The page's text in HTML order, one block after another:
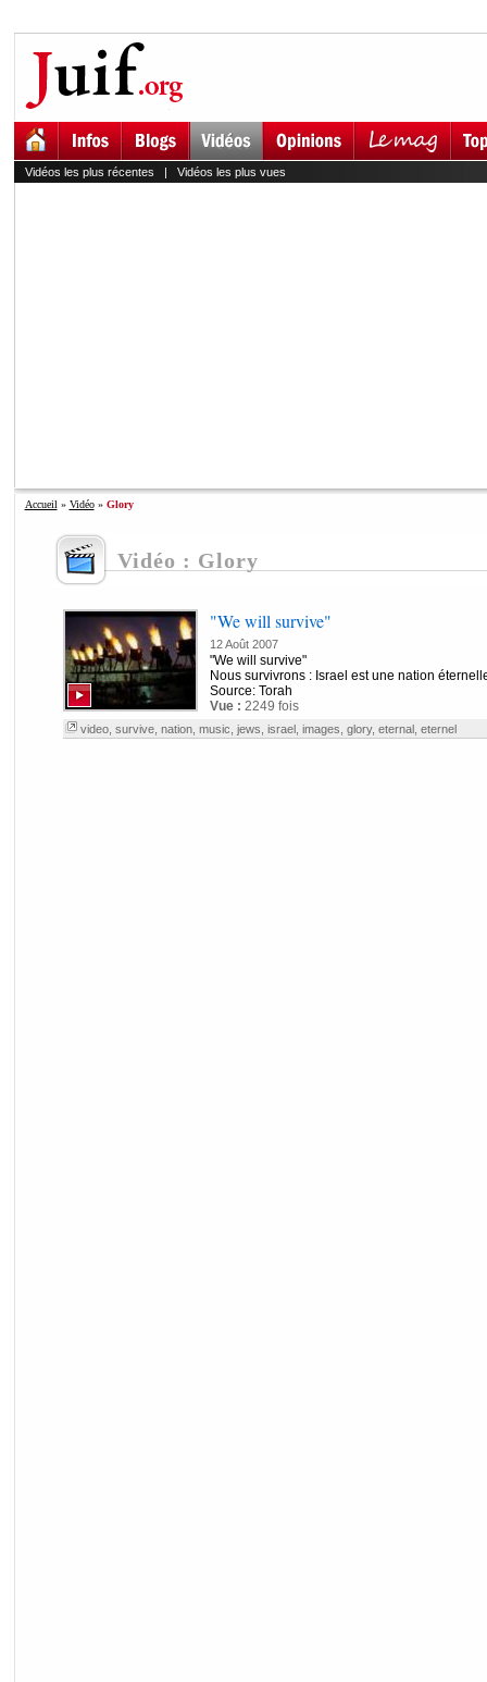
Vidéos les plus récentes | Vidéos les plus vues
Accueil » Vidéo» Glory
Vidéo : Glory
"We will survive"
12 Août 2007
"We will survive"
Nous survivrons : Israel est une nation
Source: Torah
Vue : 2249 fois
video, survive, nation, music jews israel, images glory, eternal, eternel